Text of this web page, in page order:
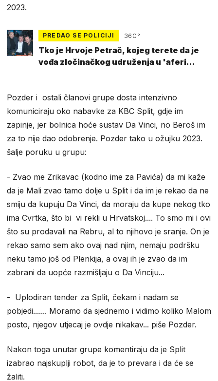
2023.
PREDAO SE POLICIJI 360°
Tko je Hrvoje Petrač, kojeg terete da je
vođa zločinačkog udruženja u 'aferi
Pozder i ostali članovi grupe dosta intenzivno
komuniciraju oko nabavke za KBC Split, gdje im
zapinje, jer bolnica hoće sustav Da Vinci, no Beroš im
za to nije dao odobrenje. Pozder tako u ožujku 2023.
šalje poruku u grupu:
- Zvao me Zrikavac (kodno ime za Pavića) da mi kaže
da je Mali zvao tamo dolje u Split i da im je rekao da ne
smiju da kupuju Da Vinci, da moraju da kupe nekog tko
ima Cvrtka, što bi vi rekli u Hrvatskoj.... To smo mi i ovi
što su prodavali na Rebru, al to njihovo je sranje. On je
rekao samo sem ako ovaj nad njim, nemaju podršku
neku tamo još od Plenkija, a ovaj ih je zvao da im
zabrani da uopće razmišljaju o Da Vinciju...
- Uplodiran tender za Split, čekam i nadam se
pobjedi....... Moramo da sjednemo i vidimo koliko Malom
posto, njegov utjecaj je ovdje nikakav... piše Pozder.
Nakon toga unutar grupe komentiraju da je Split
izabrao najskuplji robot, da je to prevara i da će se
žaliti.